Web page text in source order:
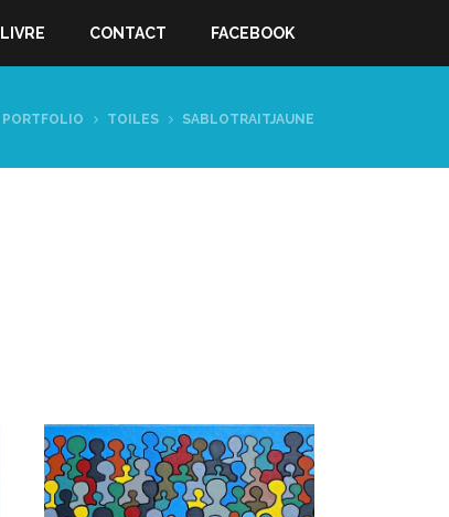
LIVRE CONTACT FACEBOOK
PORTFOLIO TOILES SABLOTRAITJAUNE